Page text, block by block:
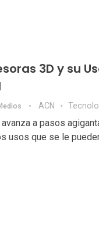
3D y su
ACN
a pasos
usos que se le